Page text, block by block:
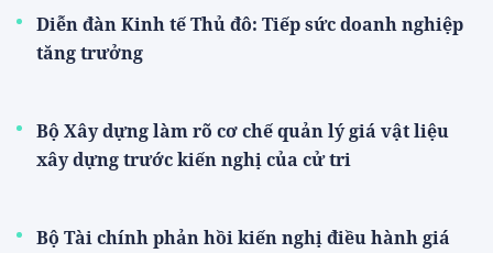
Diễn đàn Kinh tế Thủ đô: Tiếp sức doanh nghiệp
tăng trưởng
Bộ Xây dựng làm rõ cơ chế quản lý giá vật liệu
xây dựng trước kiến nghị của cử tri
Bộ Tài chính phản hồi kiến nghị điều hành giá